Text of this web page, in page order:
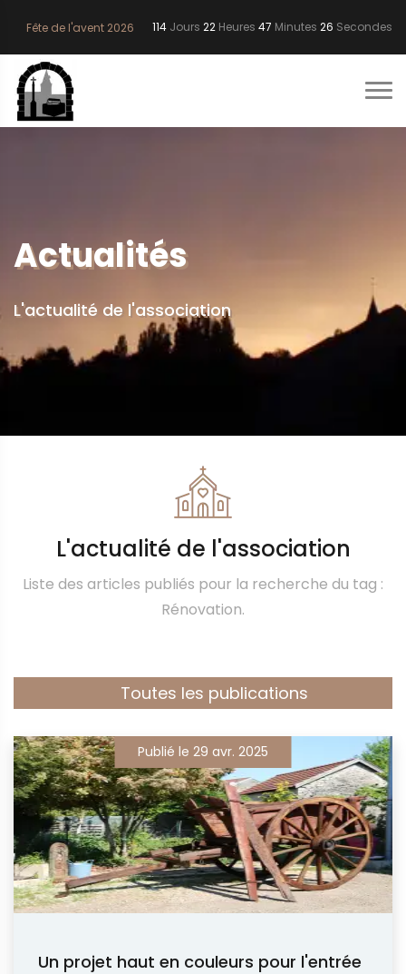
Fête de l'avent 2026 114 Jours 22 Heures 47 Minutes 26 Secondes
Actualités
L'actualité de l'association
L'actualité de l'association
Liste des articles publiés pour la recherche du tag :
Rénovation.
Toutes les publications
Publié le 29 avr. 2025
Un projet haut en couleurs pour l'entrée